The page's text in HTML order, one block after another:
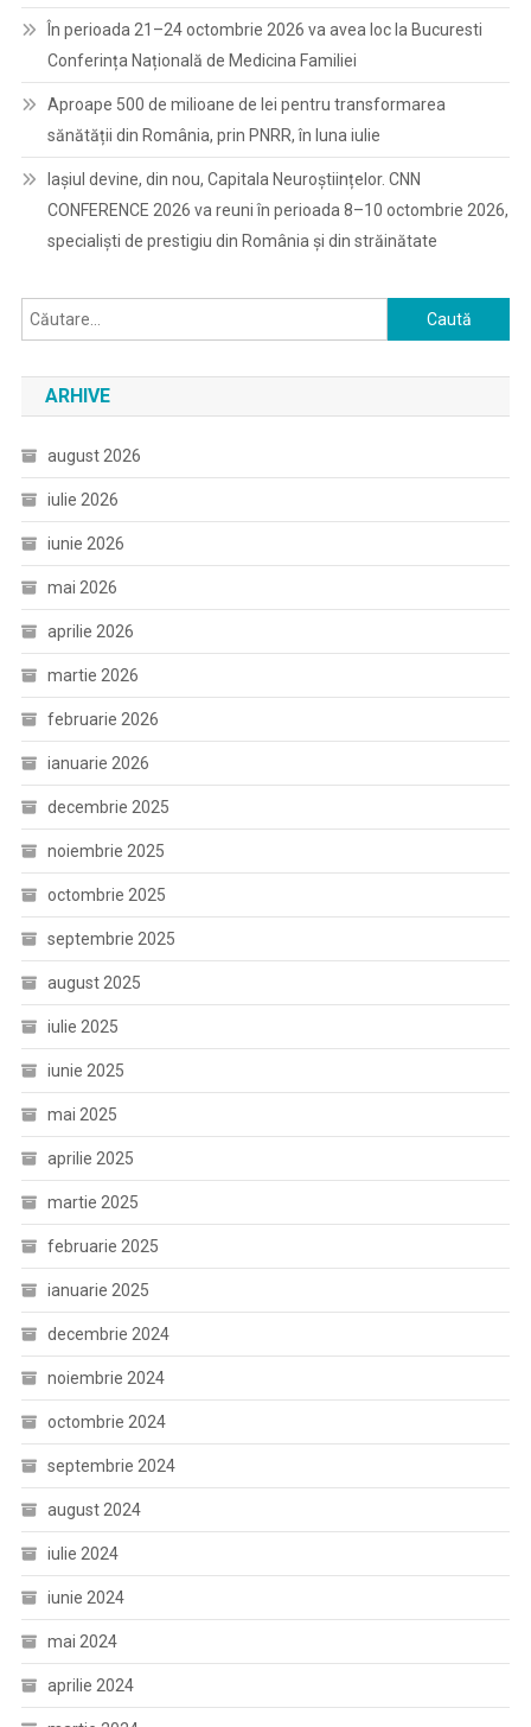
În perioada 21–24 octombrie 2026 va avea loc la Bucuresti
Conferința Națională de Medicina Familiei
Aproape 500 de milioane de lei pentru transformarea
sănătății din România, prin PNRR, în luna iulie
Iașiul devine, din nou, Capitala Neuroștiințelor. CNN
CONFERENCE 2026 va reuni în perioada 8–10 octombrie 2026,
specialiști de prestigiu din România și din străinătate
Caută
după:
ARHIVE
august 2026
iulie 2026
iunie 2026
mai 2026
aprilie 2026
martie 2026
februarie 2026
ianuarie 2026
decembrie 2025
noiembrie 2025
octombrie 2025
septembrie 2025
august 2025
iulie 2025
iunie 2025
mai 2025
aprilie 2025
martie 2025
februarie 2025
ianuarie 2025
decembrie 2024
noiembrie 2024
octombrie 2024
septembrie 2024
august 2024
iulie 2024
iunie 2024
mai 2024
aprilie 2024